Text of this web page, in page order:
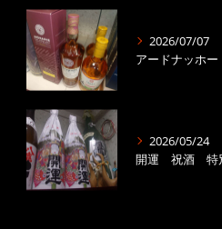
2026/07/07
アードナッホ
2026/05/24
開運 祝酒 特